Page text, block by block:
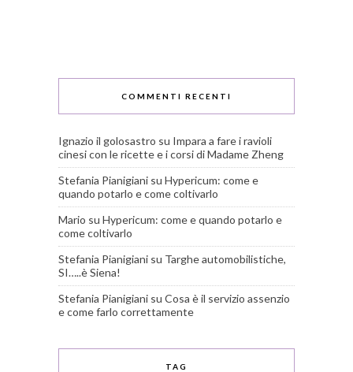
COMMENTI RECENTI
Ignazio il golosastro su Impara a fare i ravioli
cinesi con le ricette e i corsi di Madame Zheng
Stefania Pianigiani su Hypericum: come e
quando potarlo e come coltivarlo
Mario su Hypericum: come e quando potarlo e
come coltivarlo
Stefania Pianigiani su Targhe automobilistiche,
SI…..è Siena!
Stefania Pianigiani su Cosa è il servizio assenzio
e come farlo correttamente
TAG